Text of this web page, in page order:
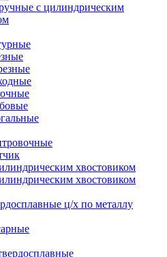
с цилиндрическим
хвостовиком
хвостовиком
ц/х по металлу